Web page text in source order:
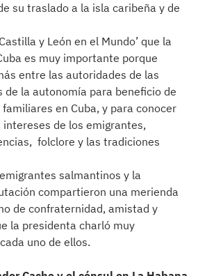
su traslado a la isla caribeña y de
y León en el Mundo’ que la
es muy importante porque
entre las autoridades de las
la autonomía para beneficio de
en Cuba, y para conocer
de los emigrantes,
folclore y las tradiciones
salmantinos y la
compartieron una merienda
de confraternidad, amistad y
la presidenta charló muy
uno de ellos.